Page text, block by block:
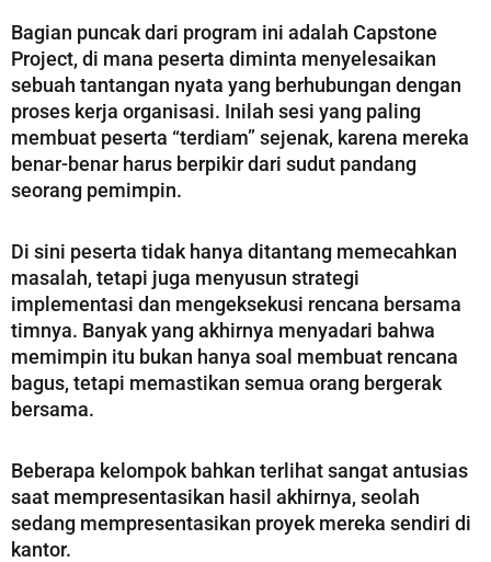
Bagian puncak dari program ini adalah Capstone
Project, di mana peserta diminta menyelesaikan
sebuah tantangan nyata yang berhubungan dengan
proses kerja organisasi. Inilah sesi yang paling
membuat peserta “terdiam” sejenak, karena mereka
benar-benar harus berpikir dari sudut pandang
seorang pemimpin.
Di sini peserta tidak hanya ditantang memecahkan
masalah, tetapi juga menyusun strategi
implementasi dan mengeksekusi rencana bersama
timnya. Banyak yang akhirnya menyadari bahwa
memimpin itu bukan hanya soal membuat rencana
bagus, tetapi memastikan semua orang bergerak
bersama.
Beberapa kelompok bahkan terlihat sangat antusias
saat mempresentasikan hasil akhirnya, seolah
sedang mempresentasikan proyek mereka sendiri di
kantor.